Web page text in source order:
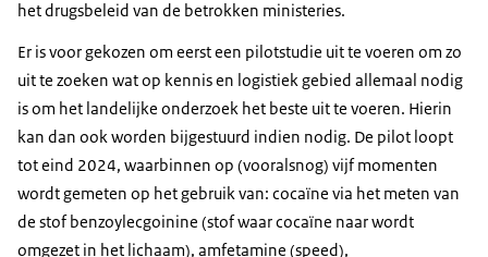
het drugsbeleid van de betrokken ministeries.
Er is voor gekozen om eerst een pilotstudie uit te voeren om zo
uit te zoeken wat op kennis en logistiek gebied allemaal nodig
is om het landelijke onderzoek het beste uit te voeren. Hierin
kan dan ook worden bijgestuurd indien nodig. De pilot loopt
tot eind 2024, waarbinnen op (vooralsnog) vijf momenten
wordt gemeten op het gebruik van: cocaïne via het meten van
de stof benzoylecgoinine (stof waar cocaïne naar wordt
omgezet in het lichaam), amfetamine (speed),